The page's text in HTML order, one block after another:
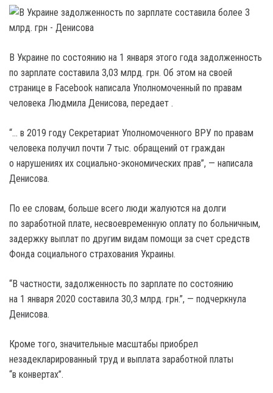
В Украине по состоянию на 1 января этого года задолженность
по зарплате составила 3,03 млрд. грн. Об этом на своей
странице в Facebook написала Уполномоченный по правам
человека Людмила Денисова, передает .
“… в 2019 году Секретариат Уполномоченного ВРУ по правам
человека получил почти 7 тыс. обращений от граждан
о нарушениях их социально-экономических прав”, — написала
Денисова.
По ее словам, больше всего люди жалуются на долги
по заработной плате, несвоевременную оплату по больничным,
задержку выплат по другим видам помощи за счет средств
Фонда социального страхования Украины.
“В частности, задолженность по зарплате по состоянию
на 1 января 2020 составила 30,3 млрд. грн.”, — подчеркнула
Денисова.
Кроме того, значительные масштабы приобрел
незадекларированный труд и выплата заработной платы
“в конвертах”.